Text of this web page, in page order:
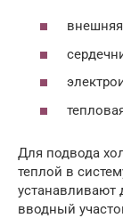
Для подвода
теплой в
устанавливают
вводный